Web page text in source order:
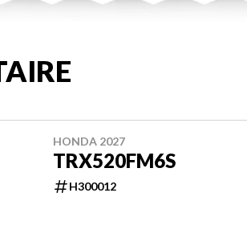
HONDA 2027
TRX520FM6S
H300012